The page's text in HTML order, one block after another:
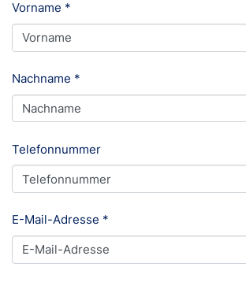
Vorname *
Nachname *
Telefonnummer
E-Mail-Adresse *